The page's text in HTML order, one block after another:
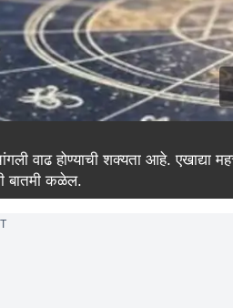
वाढ होण्याची शक्यता आहे. एखाद्या
बातमी कळेल.